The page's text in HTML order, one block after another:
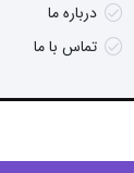
درباره ما
تماس با ما